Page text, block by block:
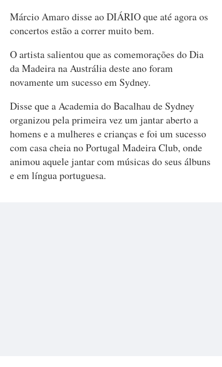
Márcio Amaro disse ao DIÁRIO que até agora os
concertos estão a correr muito bem.
O artista salientou que as comemorações do Dia
da Madeira na Austrália deste ano foram
novamente um sucesso em Sydney.
Disse que a Academia do Bacalhau de Sydney
organizou pela primeira vez um jantar aberto a
homens e a mulheres e crianças e foi um sucesso
com casa cheia no Portugal Madeira Club, onde
animou aquele jantar com músicas do seus álbuns
e em língua portuguesa.